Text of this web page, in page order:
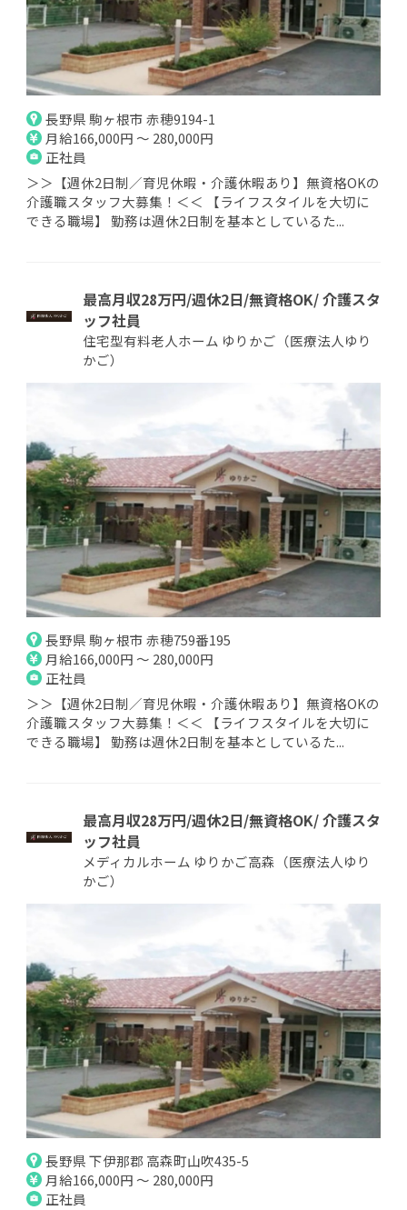
長野県 駒ヶ根市 赤穂9194-1
月給166,000円 ～ 280,000円
正社員
＞＞【週休2日制／育児休暇・介護休暇あり】無資格OKの
介護職スタッフ大募集！＜＜ 【ライフスタイルを大切に
できる職場】 勤務は週休2日制を基本としているた...
最高月収28万円/週休2日/無資格OK/ 介護スタ
ッフ社員
住宅型有料老人ホーム ゆりかご（医療法人ゆり
かご）
長野県 駒ヶ根市 赤穂759番195
月給166,000円 ～ 280,000円
正社員
＞＞【週休2日制／育児休暇・介護休暇あり】無資格OKの
介護職スタッフ大募集！＜＜ 【ライフスタイルを大切に
できる職場】 勤務は週休2日制を基本としているた...
最高月収28万円/週休2日/無資格OK/ 介護スタ
ッフ社員
メディカルホーム ゆりかご高森（医療法人ゆり
かご）
長野県 下伊那郡 高森町山吹435-5
月給166,000円 ～ 280,000円
正社員